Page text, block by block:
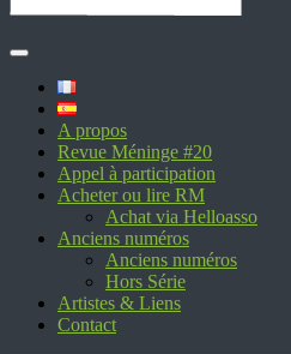
A propos
Revue Méninge #20
Appel à participation
Acheter ou lire RM
Achat via Helloasso
Anciens numéros
Anciens numéros
Hors Série
Artistes & Liens
Contact